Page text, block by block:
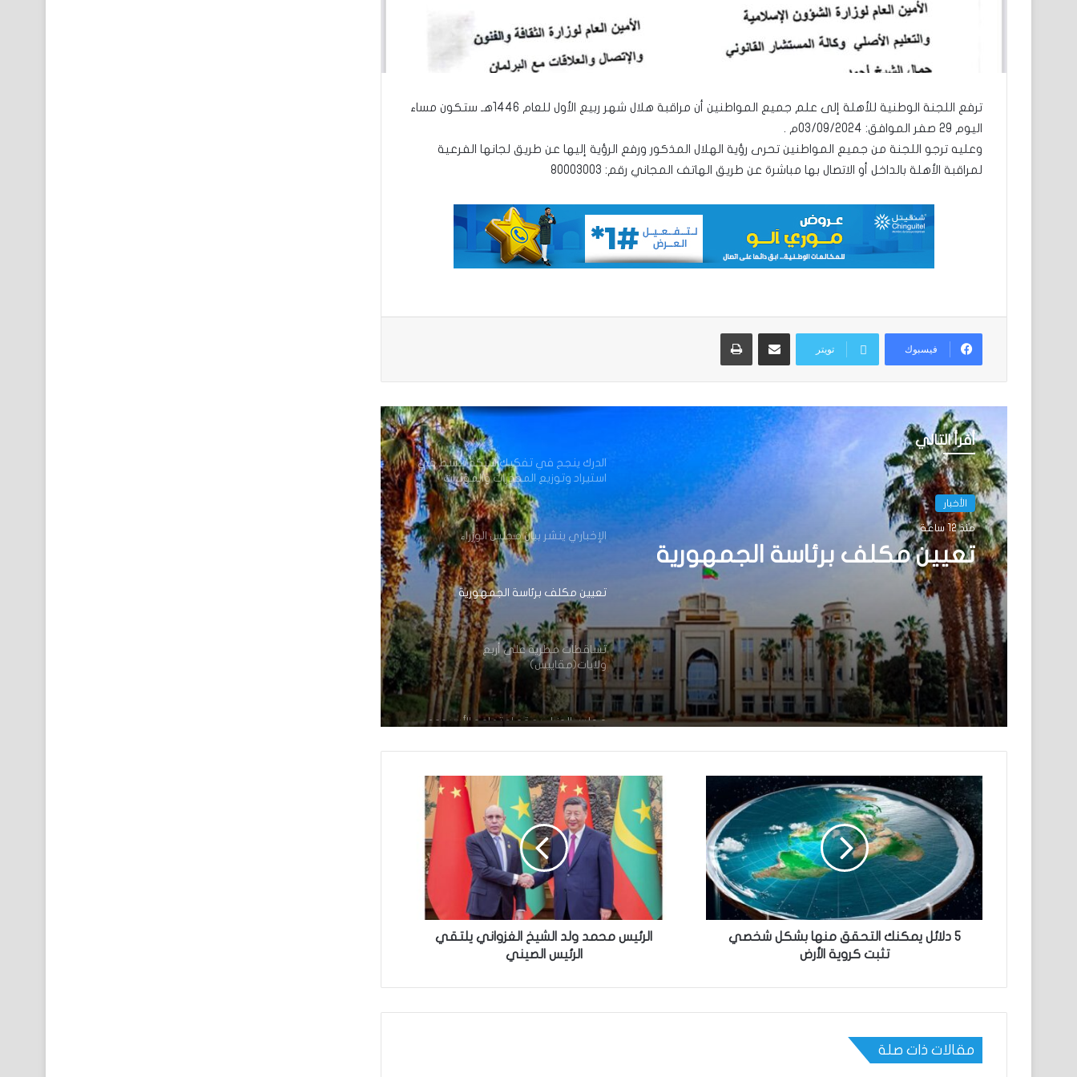
ترفع اللجنة الوطنية للأهلة إلى علم جميع المواطنين أن مراقبة هلال شهر ربيع الأول للعام 1446هـ ستكون مساء
اليوم 29 صفر الموافق: 03/09/2024م .
وعليه ترجو اللجنة من جميع المواطنين تحرى رؤية الهلال المذكور ورفع الرؤية إليها عن طريق لجانها الفرعية
لمراقبة الأهلة بالداخل أو الاتصال بها مباشرة عن طريق الهاتف المجاني رقم: 80003003
فيسبوك تويتر
مشاركة عبر البريد طباعة
أقرأ التالي
الأخبار
منذ 12 ساعة
تعيين مكلف برئاسة الجمهورية
تعميم جديد مشترك لتنظيم بيع ونقل
الخبز على عموم التراب الوطني
تساقطات مطرية على مناطق متفرقة
الفوري لجميع الآليات القانونية والتعاقدية
الدرك ينجح في تفكيك شبكة تنشط في
استيراد وتوزيع المخدرات والمؤثرات
الإخباري ينشر بيان مجلس الوزراء
تعيين مكلف برئاسة الجمهورية
تساقطات مطرية على أربع
ولايات(مقاييس)
مجلس الوزراء يعقد اجتماعه الأسبوعي
تعيين رئيس للمجلس الوطني للتنظيم
تعيين مستشارين بديوان الوزير الأول
تعميم جديد مشترك لتنظيم بيع ونقل
الخبز على عموم التراب الوطني
تساقطات مطرية على مناطق متفرقة
5 دلائل يمكنك التحقق منها بشكل شخصي
تثبت كروية الأرض
الرئيس محمد ولد الشيخ الغزواني يلتقي
الرئيس الصيني
مقالات ذات صلة